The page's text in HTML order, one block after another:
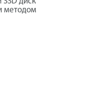
методом